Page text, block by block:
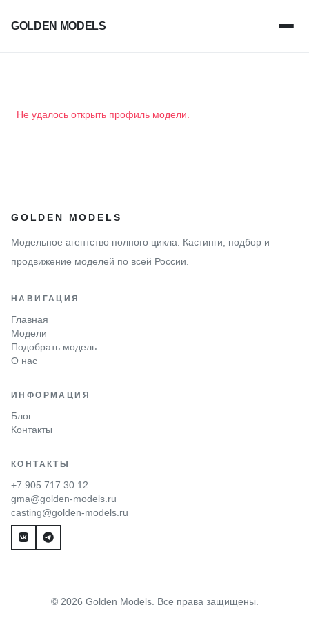
GOLDEN MODELS
Не удалось открыть профиль модели.
GOLDEN MODELS
Модельное агентство полного цикла. Кастинги, подбор и
продвижение моделей по всей России.
НАВИГАЦИЯ
Главная
Модели
Подобрать модель
О нас
ИНФОРМАЦИЯ
Блог
Контакты
КОНТАКТЫ
+7 905 717 30 12
gma@golden-models.ru
casting@golden-models.ru
© 2026 Golden Models. Все права защищены.